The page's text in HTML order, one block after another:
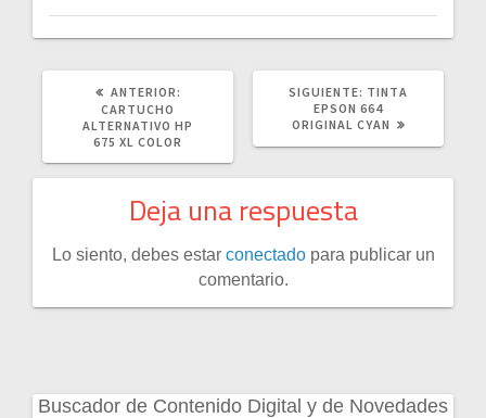
ANTERIOR:
CARTUCHO
ALTERNATIVO HP
675 XL COLOR
SIGUIENTE: SIGUIENTE
POST:
TINTA
EPSON 664
ORIGINAL CYAN
Deja una respuesta
Lo siento, debes estar conectadopara publicar un
comentario.
Buscador de Contenido Digital y de Novedades